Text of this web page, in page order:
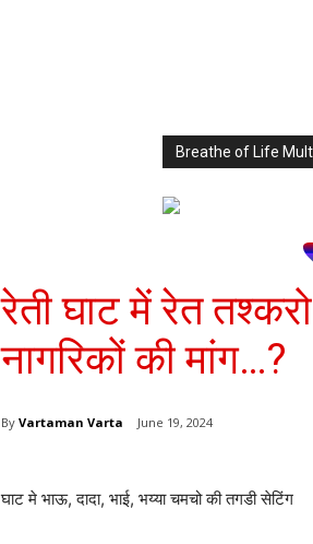
Breathe of Life
रेती घाट में रेत
नागरिकों की मांग…?
By Vartaman Varta June 19, 2024
घाट मे भाऊ, दादा, भाई, भय्या चमचो की तगडी सेटिंग